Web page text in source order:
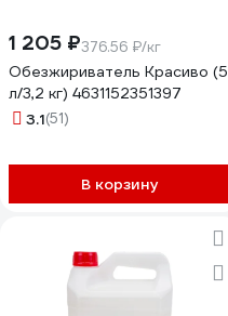
1 205 ₽376.56 ₽/кг
Обезжириватель Красиво (5
л/3,2 кг) 4631152351397
3.1(51)
В корзину